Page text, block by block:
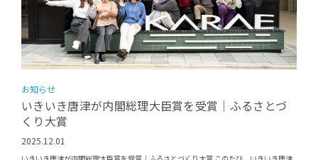
お知らせ
いきいき唐津が内閣総理大臣賞を受賞｜ふるさとづ
くり大賞
2025.12.01